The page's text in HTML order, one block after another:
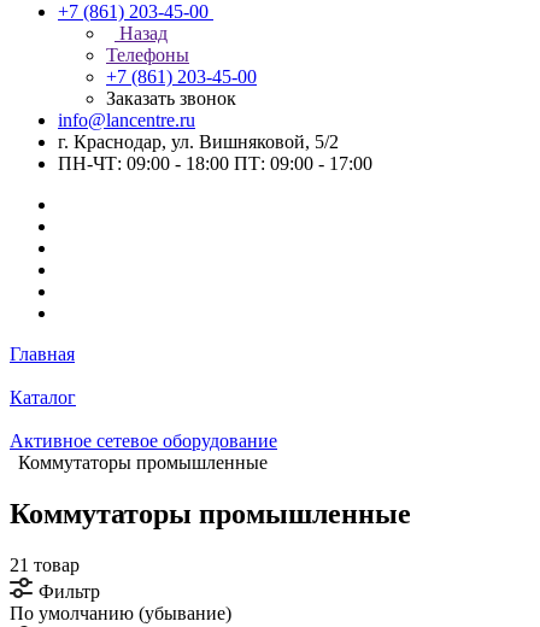
+7 (861) 203-45-00
Назад
Телефоны
+7 (861) 203-45-00
Заказать звонок
info@lancentre.ru
г. Краснодар, ул. Вишняковой, 5/2
ПН-ЧТ: 09:00 - 18:00 ПТ: 09:00 - 17:00
Главная
Каталог
Активное сетевое оборудование
Коммутаторы промышленные
Коммутаторы промышленные
21 товар
Фильтр
По умолчанию (убывание)